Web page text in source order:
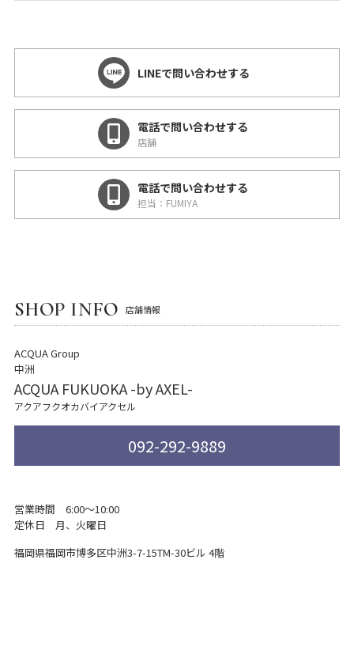
LINEで問い合わせする
電話で問い合わせする
店舗
電話で問い合わせする
担当：FUMIYA
SHOP INFO 店舗情報
ACQUA Group
中洲
ACQUA FUKUOKA -by AXEL-
アクアフクオカバイアクセル
092-292-9889
営業時間 6:00～10:00
定休日 月、火曜日
福岡県福岡市博多区中洲3-7-15TM-30ビル 4階